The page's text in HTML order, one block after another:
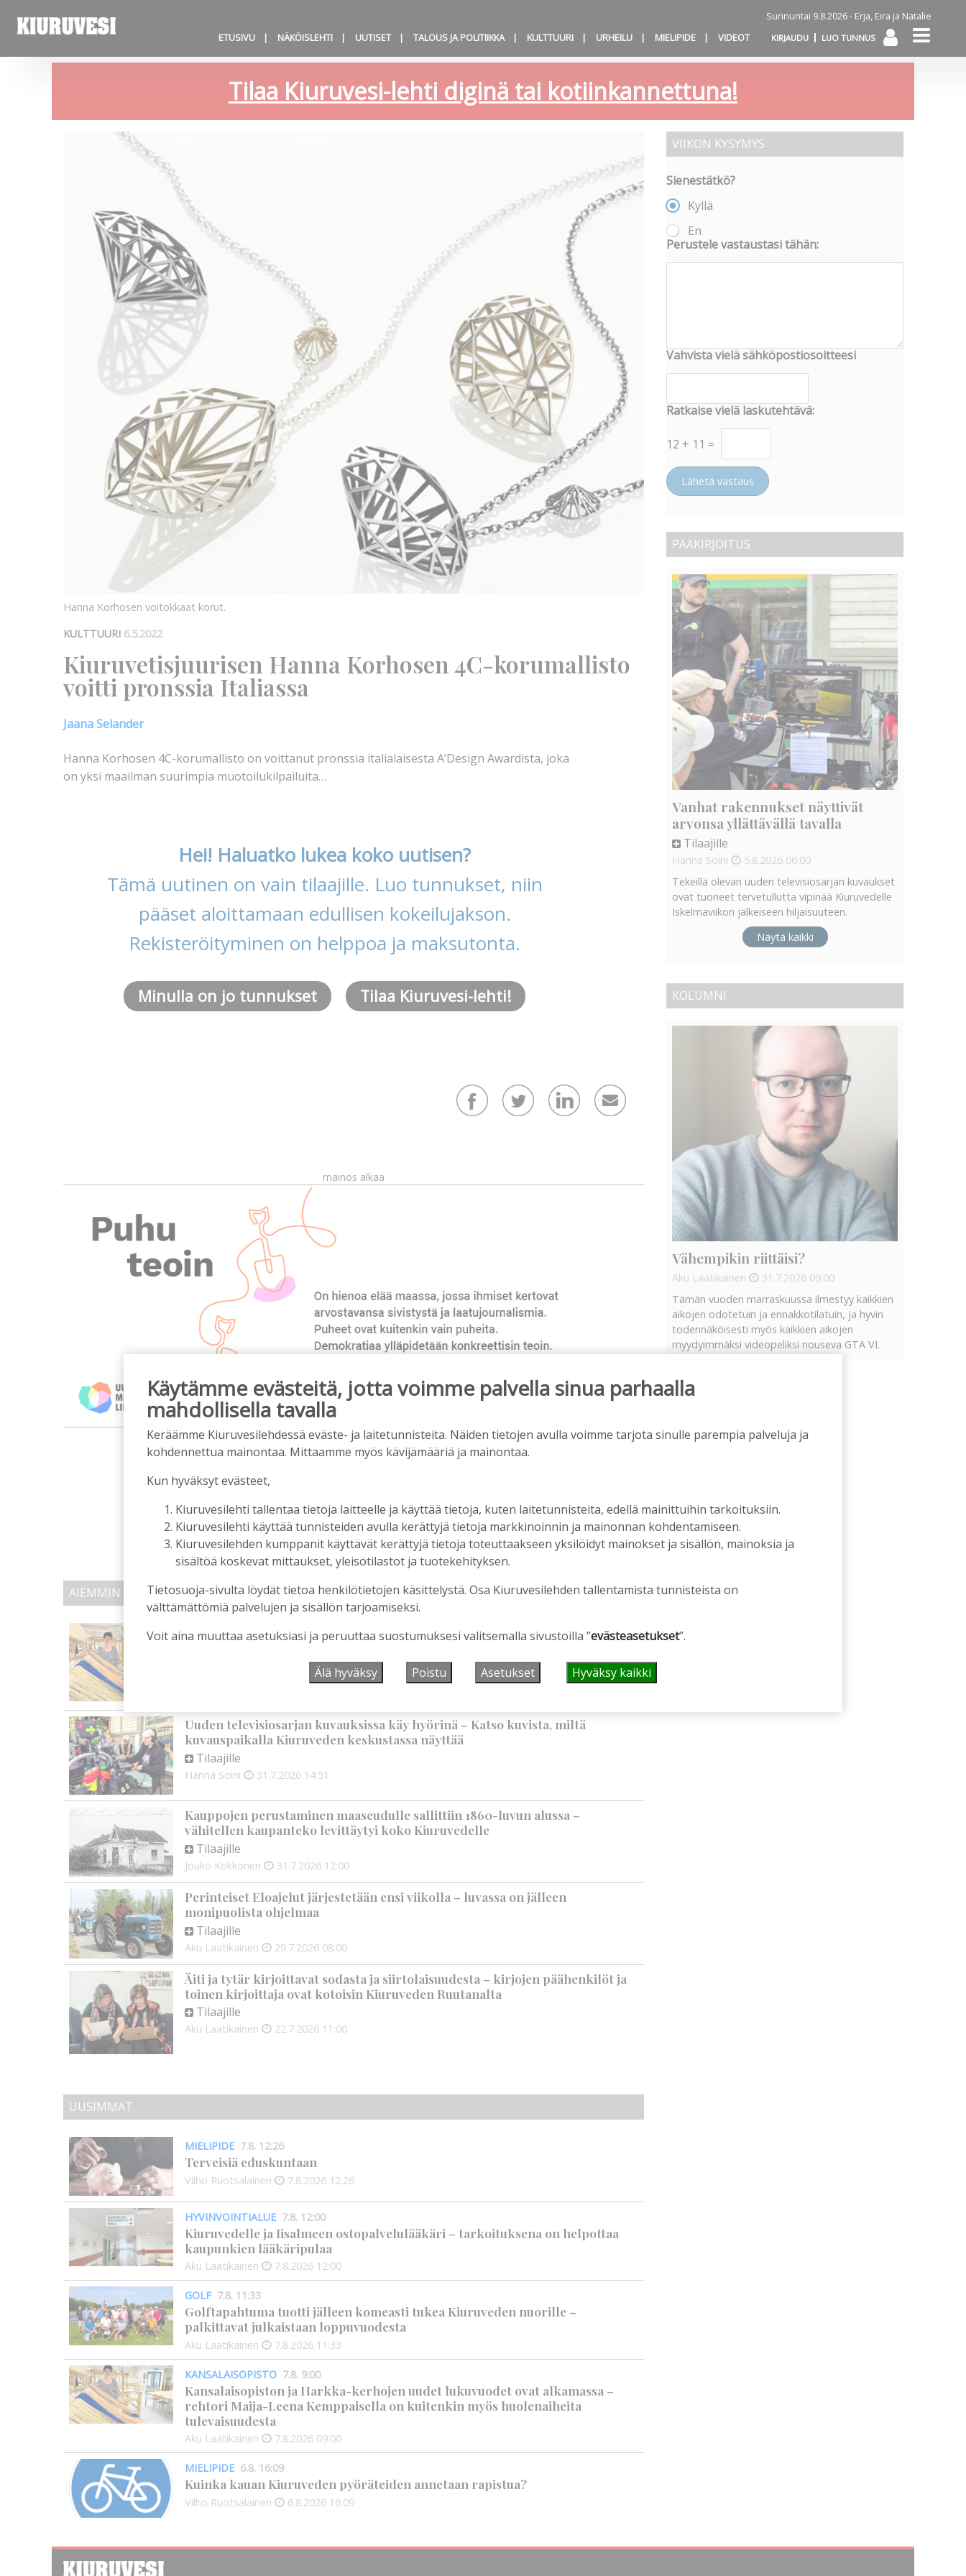
Sunnuntai 9.8.2026 - Erja, Eira ja Natalie
ETUSIVU
NÄKÖISLEHTI UUTISET TALOUS JA POLITIIKKA KULTTUURI URHEILU MIELIPIDE VIDEOT KIRJAUDU LUO TUNNUS
Tilaa Kiuruvesi-lehti diginä tai kotiinkannettuna!
Hanna Korhosen voitokkaat korut.
KULTTUURI 6.5.2022
Kiuruvetisjuurisen Hanna Korhosen 4C-korumallisto
voitti pronssia Italiassa
Jaana Selander
Hanna Korhosen 4C-korumallisto on voittanut pronssia italialaisesta A’Design Awardista, joka
on yksi maailman suurimpia muotoilukilpailuita…
Hei! Haluatko lukea koko uutisen?
Tämä uutinen on vain tilaajille. Luo tunnukset, niin
pääset aloittamaan edullisen kokeilujakson.
Rekisteröityminen on helppoa ja maksutonta.
Minulla on jo tunnukset Tilaa Kiuruvesi-lehti!
mainos alkaa
mainos päättyy
AIEMMIN AIHEESTA
Kansalaisopiston ja Harkka-kerhojen uudet lukuvuodet ovat alkamassa –
rehtori Maija-Leena Kemppaisella on kuitenkin myös huolenaiheita
Uuden televisiosarjan kuvauksissa käy hyörinä – Katso kuvista, miltä
kuvauspaikalla Kiuruveden keskustassa näyttää
Tilaajille
Hanna Soini 31.7.2026 14:51
Kauppojen perustaminen maaseudulle sallittiin 1860-luvun alussa –
vähitellen kaupanteko levittäytyi koko Kiuruvedelle
Tilaajille
Jouko Kokkonen 31.7.2026 12:00
Perinteiset Eloajelut järjestetään ensi viikolla – luvassa on jälleen
monipuolista ohjelmaa
Tilaajille
Aku Laatikainen 29.7.2026 08:00
Äiti ja tytär kirjoittavat sodasta ja siirtolaisuudesta – kirjojen päähenkilöt ja
toinen kirjoittaja ovat kotoisin Kiuruveden Ruutanalta
Tilaajille
Aku Laatikainen 22.7.2026 11:00
UUSIMMAT
MIELIPIDE 7.8. 12:26
Terveisiä eduskuntaan
Vilho Ruotsalainen 7.8.2026 12:26
HYVINVOINTIALUE 7.8. 12:00
Kiuruvedelle ja Iisalmeen ostopalvelulääkäri – tarkoituksena on helpottaa
kaupunkien lääkäripulaa
Aku Laatikainen 7.8.2026 12:00
GOLF 7.8. 11:33
Golftapahtuma tuotti jälleen komeasti tukea Kiuruveden nuorille –
palkittavat julkaistaan loppuvuodesta
Aku Laatikainen 7.8.2026 11:33
KANSALAISOPISTO 7.8. 9:00
Kansalaisopiston ja Harkka-kerhojen uudet lukuvuodet ovat alkamassa –
rehtori Maija-Leena Kemppaisella on kuitenkin myös huolenaiheita
tulevaisuudesta
Aku Laatikainen 7.8.2026 09:00
MIELIPIDE 6.8. 16:09
Kuinka kauan Kiuruveden pyöräteiden annetaan rapistua?
Vilho Ruotsalainen 6.8.2026 16:09
VIIKON KYSYMYS
Sienestätkö?
Kyllä
En
Perustele vastaustasi tähän:
Vahvista vielä sähköpostiosoitteesi
Ratkaise vielä laskutehtävä:
12 + 11 =
Lähetä vastaus
PÄÄKIRJOITUS
Vanhat rakennukset näyttivät
arvonsa yllättävällä tavalla
Tilaajille
Hanna Soini 5.8.2026 06:00
Tekeillä olevan uuden televisiosarjan kuvaukset
ovat tuoneet tervetullutta vipinää Kiuruvedelle
Iskelmäviikon jälkeiseen hiljaisuuteen.
Näytä kaikki
KOLUMNI
Vähempikin riittäisi?
Aku Laatikainen 31.7.2026 09:00
Tämän vuoden marraskuussa ilmestyy kaikkien
aikojen odotetuin ja ennakkotilatuin, ja hyvin
todennäköisesti myös kaikkien aikojen
myydyimmäksi videopeliksi nouseva GTA VI.
Käytämme evästeitä, jotta voimme palvella sinua parhaalla
mahdollisella tavalla
Keräämme Kiuruvesilehdessä eväste- ja laitetunnisteita. Näiden tietojen avulla voimme tarjota sinulle parempia palveluja ja
kohdennettua mainontaa. Mittaamme myös kävijämääriä ja mainontaa.
Kun hyväksyt evästeet,
Kiuruvesilehti tallentaa tietoja laitteelle ja käyttää tietoja, kuten laitetunnisteita, edellä mainittuihin tarkoituksiin.
Kiuruvesilehti käyttää tunnisteiden avulla kerättyjä tietoja markkinoinnin ja mainonnan kohdentamiseen.
Kiuruvesilehden kumppanit käyttävät kerättyjä tietoja toteuttaakseen yksilöidyt mainokset ja sisällön, mainoksia ja
sisältöä koskevat mittaukset, yleisötilastot ja tuotekehityksen.
Tietosuoja-sivulta löydät tietoa henkilötietojen käsittelystä. Osa Kiuruvesilehden tallentamista tunnisteista on
välttämättömiä palvelujen ja sisällön tarjoamiseksi.
Voit aina muuttaa asetuksiasi ja peruuttaa suostumuksesi valitsemalla sivustoilla ”evästeasetukset”.
Älä hyväksy Poistu Asetukset Hyväksy kaikki